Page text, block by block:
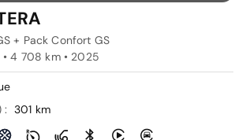
+ Pack Confort GS
4 708 km • 2025
: 301 km